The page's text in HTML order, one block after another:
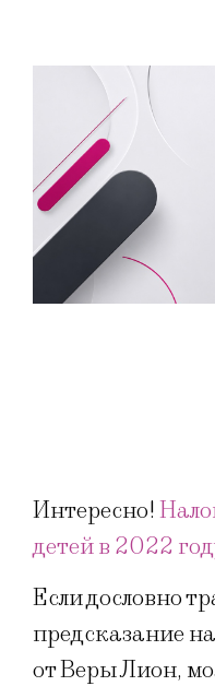
Интересно!
детей в 2022
Если дословно
предсказание
от Веры Лион,